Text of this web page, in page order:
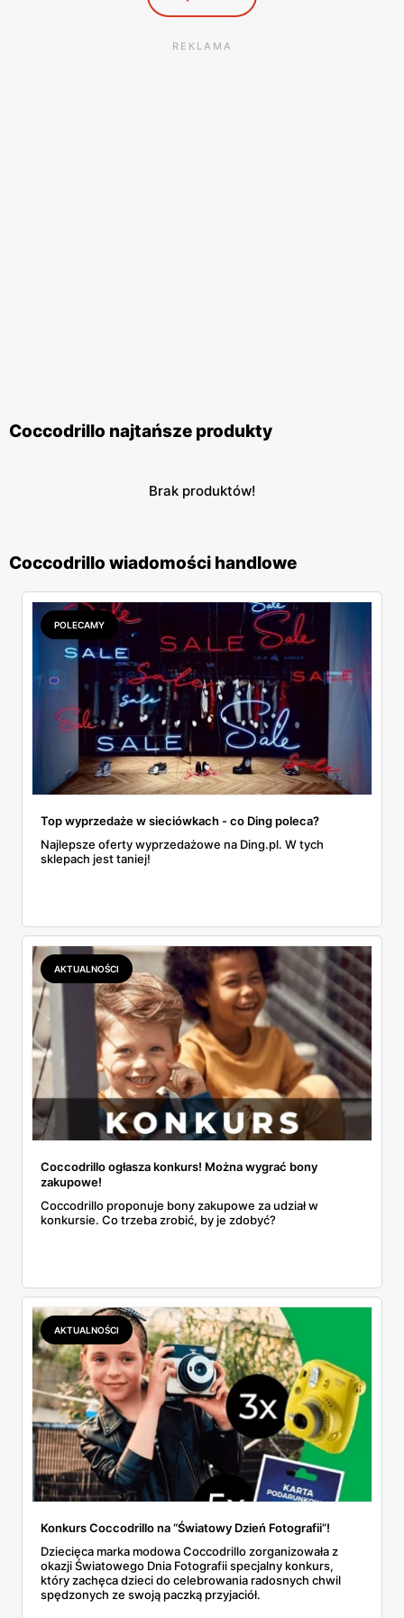
REKLAMA
Coccodrillo najtańsze produkty
Brak produktów!
Coccodrillo wiadomości handlowe
POLECAMY
Top wyprzedaże w sieciówkach - co Ding poleca?
Najlepsze oferty wyprzedażowe na Ding.pl. W tych
sklepach jest taniej!
AKTUALNOŚCI
Coccodrillo ogłasza konkurs! Można wygrać bony
zakupowe!
Coccodrillo proponuje bony zakupowe za udział w
konkursie. Co trzeba zrobić, by je zdobyć?
AKTUALNOŚCI
Konkurs Coccodrillo na “Światowy Dzień Fotografii”!
Dziecięca marka modowa Coccodrillo zorganizowała z
okazji Światowego Dnia Fotografii specjalny konkurs,
który zachęca dzieci do celebrowania radosnych chwil
spędzonych ze swoją paczką przyjaciół.